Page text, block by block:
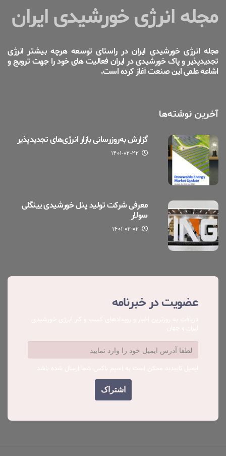
مجله انرژی خورشیدی ایران
مجله انرژی خورشیدی ایران در راستای توسعه هرچه بیشتر انرژی
تجدیدپذیر و پاک خورشیدی در ایران فعالیت های خود را جهت ترویج و
اشاعه علمی این صنعت آغاز کرده است.
آخرین نوشته‌ها
گزارش به‌روزرسانی بازار انرژی‌های تجدیدپذیر
۱۴۰۱-۰۲-۲۲
معرفی شرکت تولید پنل خورشیدی یینگلی
سولار
۱۴۰۱-۰۲-۰۲
عضویت در خبرنامه